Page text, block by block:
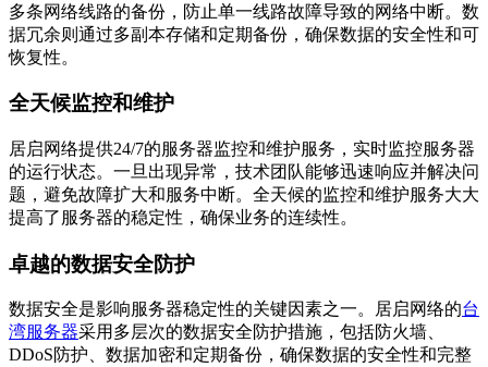
多条网络线路的备份，防止单一线路故障导致的网络中断。数
据冗余则通过多副本存储和定期备份，确保数据的安全性和可
恢复性。
全天候监控和维护
居启网络提供24/7的服务器监控和维护服务，实时监控服务器
的运行状态。一旦出现异常，技术团队能够迅速响应并解决问
题，避免故障扩大和服务中断。全天候的监控和维护服务大大
提高了服务器的稳定性，确保业务的连续性。
卓越的数据安全防护
数据安全是影响服务器稳定性的关键因素之一。居启网络的台
湾服务器采用多层次的数据安全防护措施，包括防火墙、
DDoS防护、数据加密和定期备份，确保数据的安全性和完整